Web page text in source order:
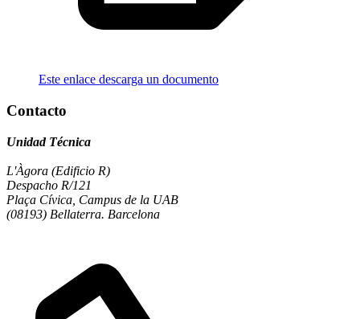
Este enlace descarga un documento
Contacto
Unidad Técnica
L'Àgora (Edificio R)
Despacho R/121
Plaça Cívica, Campus de la UAB
(08193) Bellaterra. Barcelona